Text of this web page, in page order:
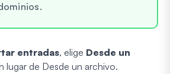
entradas, elige Desde un
lugar de Desde un archivo.